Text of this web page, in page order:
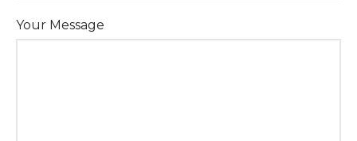
Your Message